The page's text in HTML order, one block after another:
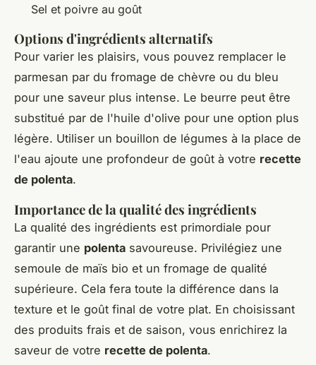
Sel et poivre au goût
Options d'ingrédients alternatifs
Pour varier les plaisirs, vous pouvez remplacer le
parmesan par du fromage de chèvre ou du bleu
pour une saveur plus intense. Le beurre peut être
substitué par de l'huile d'olive pour une option plus
légère. Utiliser un bouillon de légumes à la place de
l'eau ajoute une profondeur de goût à votre recette
de polenta.
Importance de la qualité des ingrédients
La qualité des ingrédients est primordiale pour
garantir une polenta savoureuse. Privilégiez une
semoule de maïs bio et un fromage de qualité
supérieure. Cela fera toute la différence dans la
texture et le goût final de votre plat. En choisissant
des produits frais et de saison, vous enrichirez la
saveur de votre recette de polenta.